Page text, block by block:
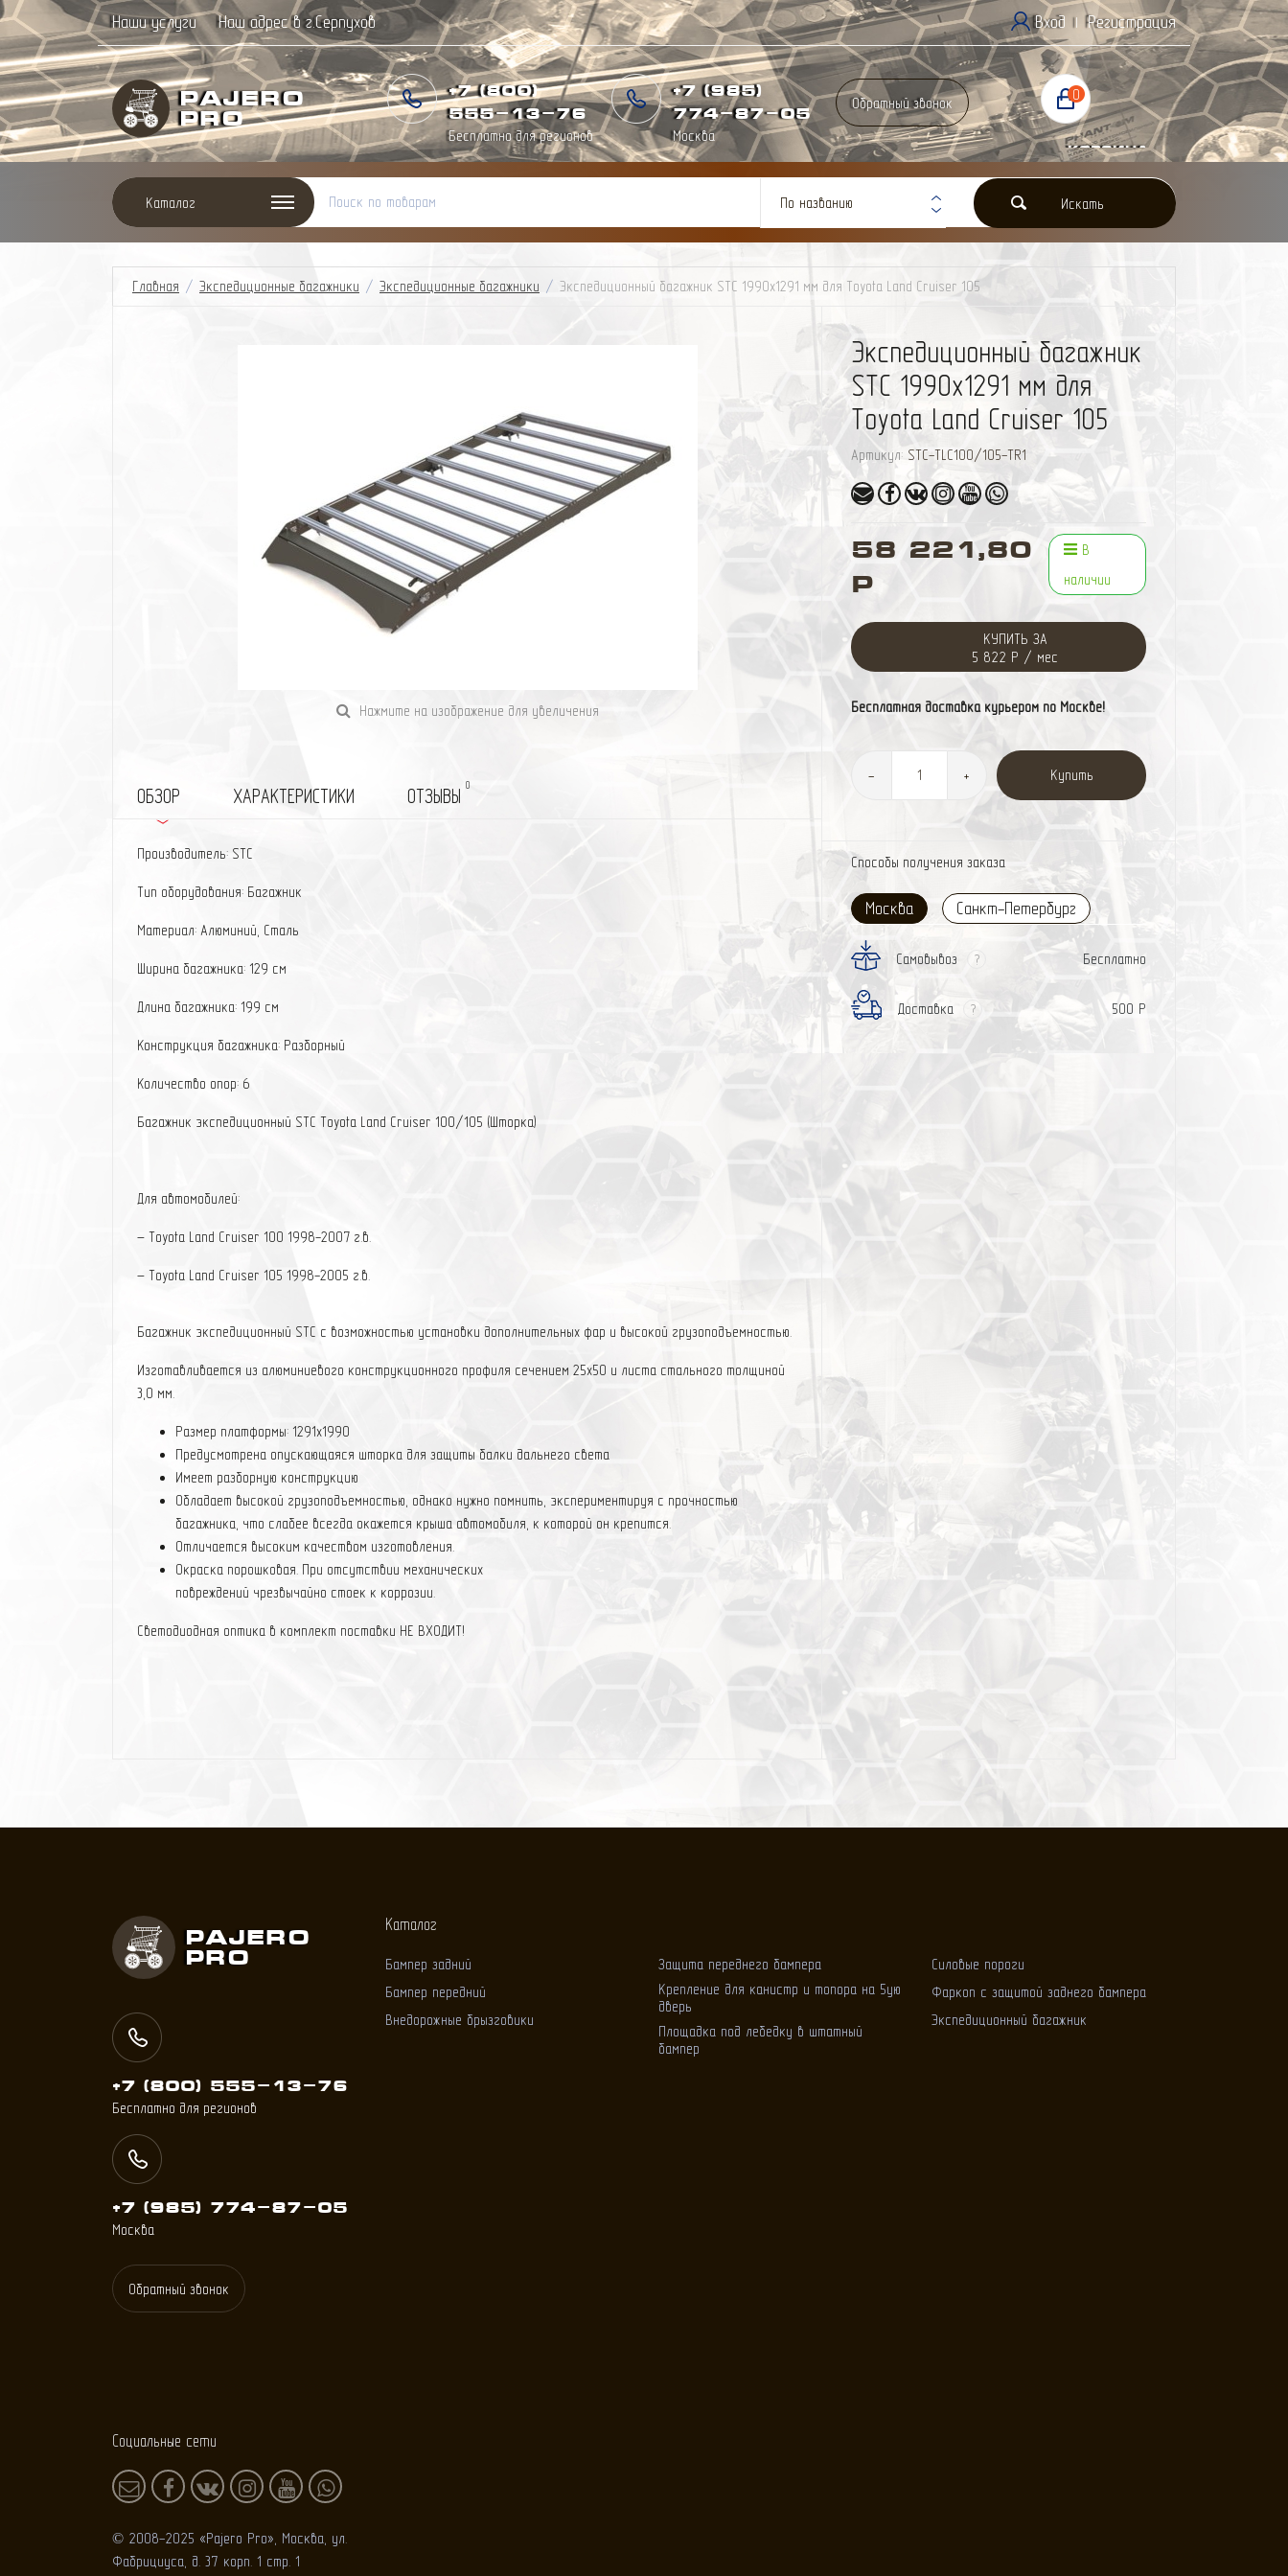
Наши услуги Наш адрес в г.Серпухов Вход | Регистрация
Pajero
Pro
+7 (800)
555-13-76
Бесплатно для регионов
+7 (985)
774-87-05
Москва
Обратный звонок
0
Корзина
0 Р
Каталог По названию Искать
Главная / Экспедиционные багажники / Экспедиционные багажники / Экспедиционный багажник STC 1990x1291 мм для Toyota Land Cruiser 105
Нажмите на изображение для увеличения
ОБЗОР ХАРАКТЕРИСТИКИ ОТЗЫВЫ 0
Производитель: STC
Тип оборудования: Багажник
Материал: Алюминий, Сталь
Ширина багажника: 129 см
Длина багажника: 199 см
Конструкция багажника: Разборный
Количество опор: 6
Багажник экспедиционный STC Toyota Land Cruiser 100/105 (Шторка)
Для автомобилей:
– Toyota Land Cruiser 100 1998-2007 г.в.
– Toyota Land Cruiser 105 1998-2005 г.в.
Багажник экспедиционный STC с возможностью установки дополнительных фар и высокой грузоподъемностью.
Изготавливается из алюминиевого конструкционного профиля сечением 25х50 и листа стального толщиной
3,0 мм.
Размер платформы: 1291х1990
Предусмотрена опускающаяся шторка для защиты балки дальнего света
Имеет разборную конструкцию
Обладает высокой грузоподъемностью, однако нужно помнить, экспериментируя с прочностью
багажника, что слабее всегда окажется крыша автомобиля, к которой он крепится.
Отличается высоким качеством изготовления.
Окраска порошковая. При отсутствии механических
повреждений чрезвычайно стоек к коррозии.
Светодиодная оптика в комплект поставки НЕ ВХОДИТ!
Экспедиционный багажник
STC 1990x1291 мм для
Toyota Land Cruiser 105
Артикул: STC-TLC100/105-TR1
58 221,80
Р
В
наличии
КУПИТЬ ЗА
5 822 Р / мес
Бесплатная доставка курьером по Москве!
- + Купить
Способы получения заказа
Москва Санкт-Петербург
Самовывоз ? Бесплатно
Доставка ? 500 Р
Pajero
Pro
+7 (800) 555-13-76
Бесплатно для регионов
+7 (985) 774-87-05
Москва
Обратный звонок
Социальные сети
© 2008-2025 «Pajero Pro», Москва, ул.
Фабрициуса, д. 37 корп. 1 стр. 1
Каталог
Бампер задний
Бампер передний
Внедорожные брызговики
Защита переднего бампера
Крепление для канистр и топора на 5ую
дверь
Площадка под лебедку в штатный
бампер
Силовые пороги
Фаркоп с защитой заднего бампера
Экспедиционный багажник